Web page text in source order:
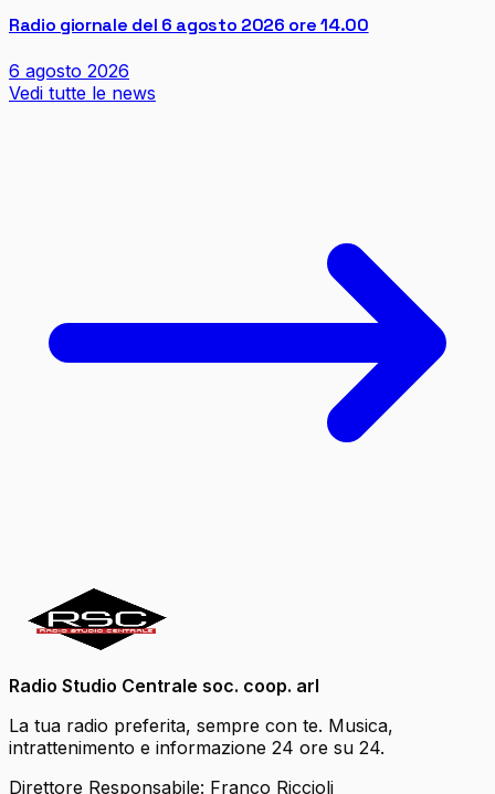
Radio giornale del 6 agosto 2026 ore 14.00
6 agosto 2026
Vedi tutte le news
Radio Studio Centrale soc. coop. arl
La tua radio preferita, sempre con te. Musica,
intrattenimento e informazione 24 ore su 24.
Direttore Responsabile: Franco Riccioli